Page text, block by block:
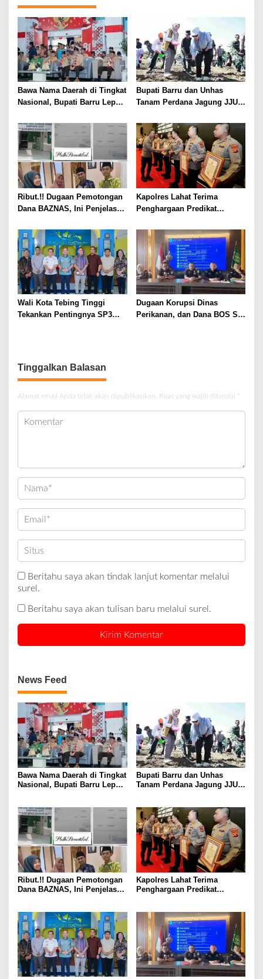
Bawa Nama Daerah di Tingkat
Nasional, Bupati Barru Lepas
XII
Bupati Barru dan Unhas
Tanam Perdana Jagung JJUH,
dan Kesejahteraan Petani
Ribut.!! Dugaan Pemotongan
Dana BAZNAS, Ini Penjelasan
Kapolres Lahat Terima
Penghargaan Predikat
Sumsel Tahun 2026
Wali Kota Tebing Tinggi
Tekankan Pentingnya SP3
Dugaan Korupsi Dinas
Perikanan, dan Dana BOS SD
Tinggalkan Balasan
Alamat email Anda tidak akan dipublikasikan. Ruas yang wajib ditandai *
Beritahu saya akan tindak lanjut komentar melalui
surel.
Beritahu saya akan tulisan baru melalui surel.
News Feed
Bawa Nama Daerah di Tingkat
Nasional, Bupati Barru Lepas
Bupati Barru dan Unhas
Tanam Perdana Jagung JJUH,
Ribut.!! Dugaan Pemotongan
Dana BAZNAS, Ini Penjelasan
Kapolres Lahat Terima
Penghargaan Predikat